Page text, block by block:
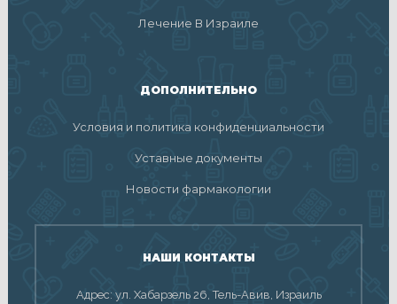
Лечение В Израиле
ДОПОЛНИТЕЛЬНО
Условия и политика конфиденциальности
Уставные документы
Новости фармакологии
НАШИ КОНТАКТЫ
Адрес: ул. Хабарзель 26, Тель-Авив, Израиль